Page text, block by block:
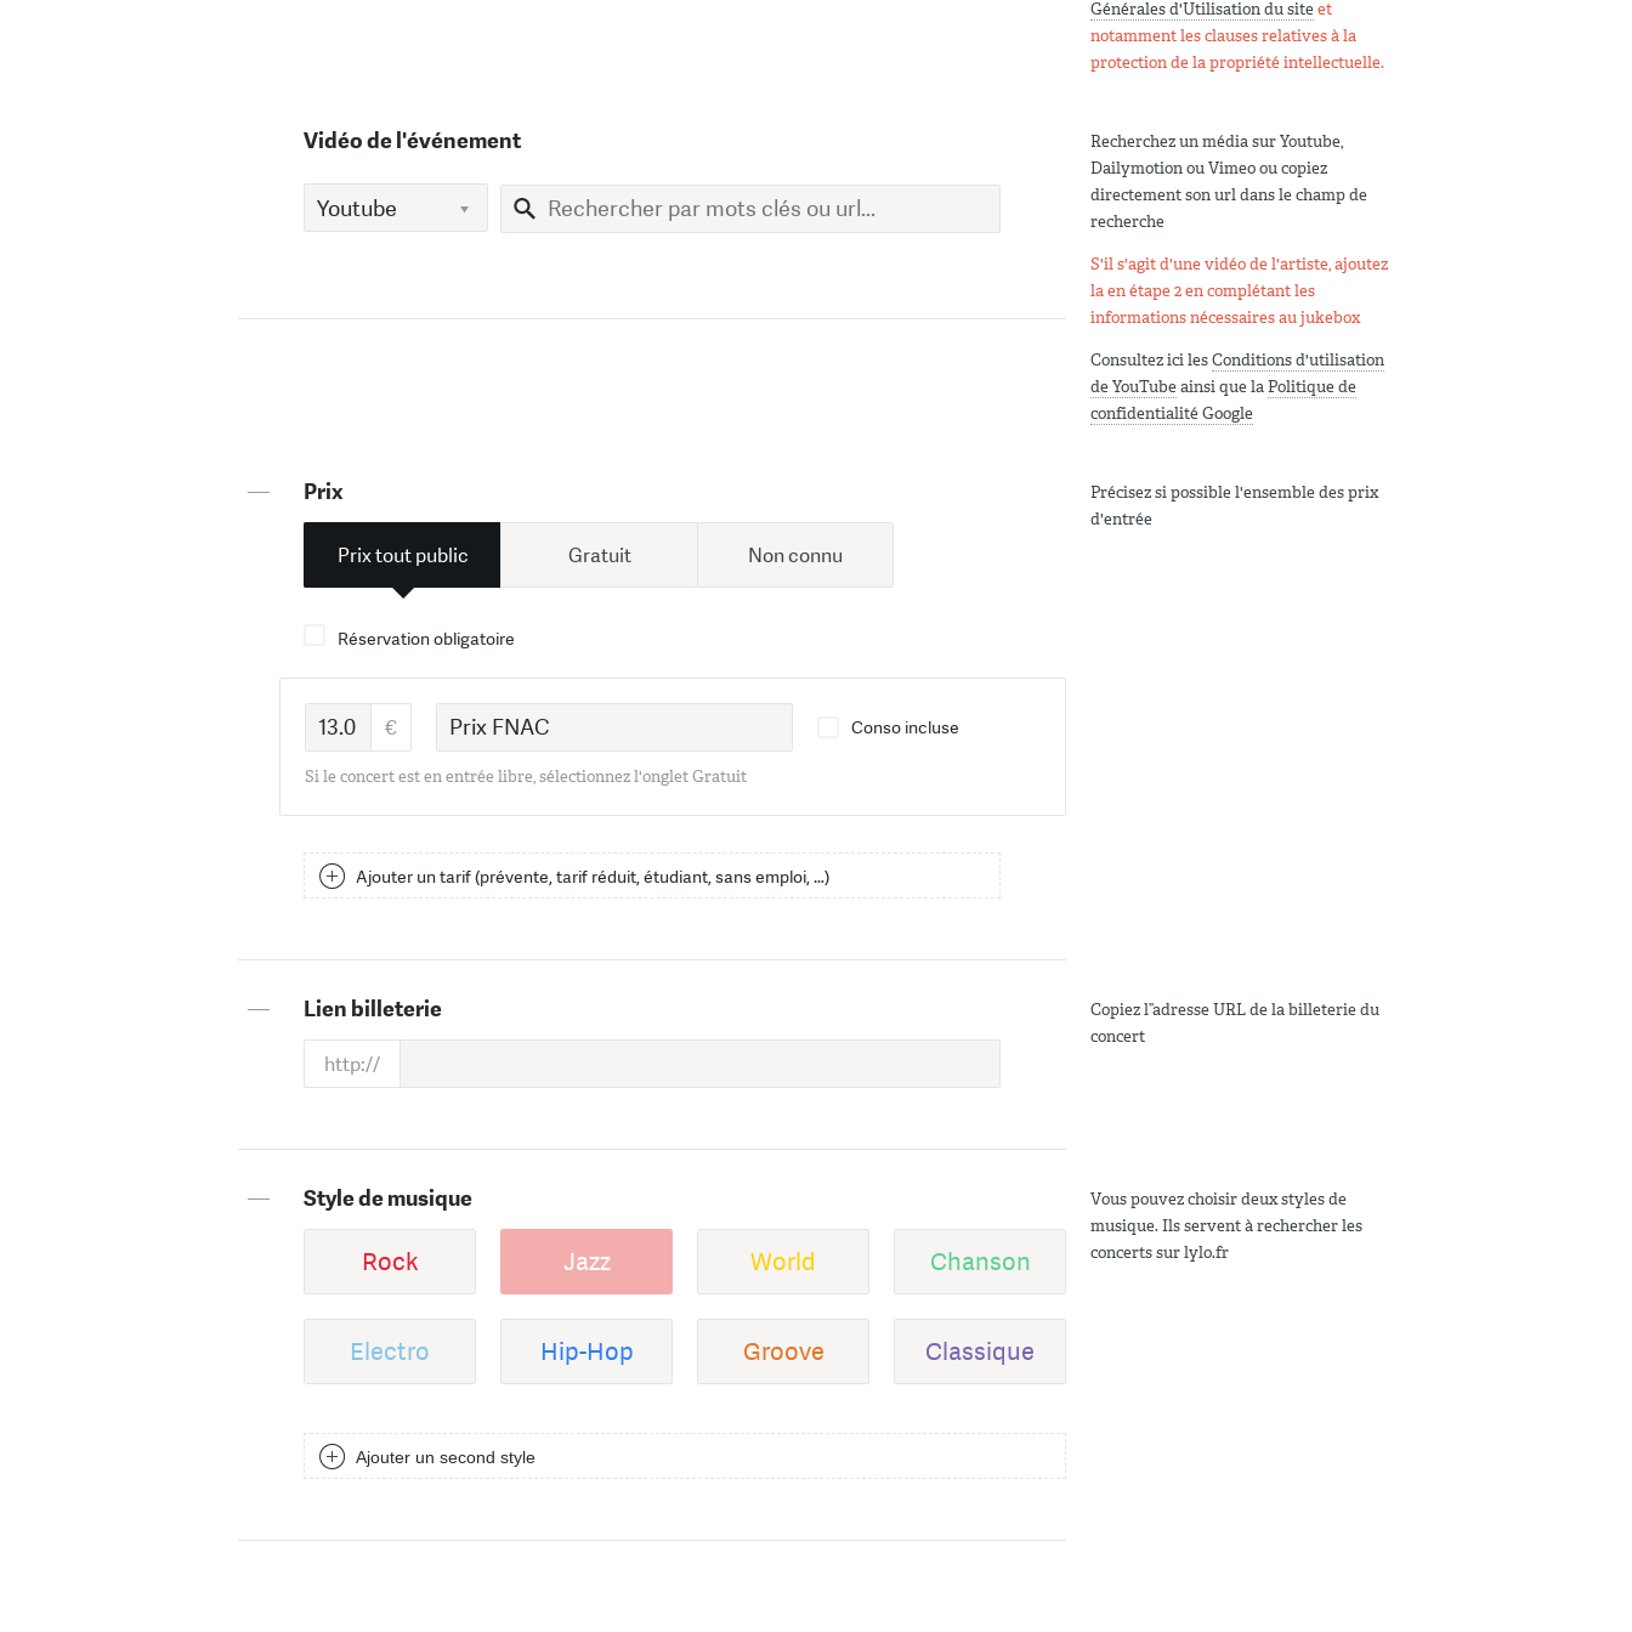
Générales d'Utilisation du siteet
notamment les clauses relatives à la
protection de la propriété intellectuelle.
Vidéo de l'événement
Recherchez un média sur Youtube,
Dailymotion ou Vimeo ou copiez
directement son url dans le champ de
recherche
S'il s'agit d'une vidéo de l'artiste, ajoutez
la en étape 2 en complétant les
informations nécessaires au jukebox
Consultez ici lesConditions d'utilisation
de YouTubeainsi que laPolitique de
confidentialité Google
— Prix
Prix tout public Gratuit Non connu
Réservation obligatoire
Conso incluse
Si le concert est en entrée libre, sélectionnez l'onglet Gratuit
Ajouter un tarif (prévente, tarif réduit, étudiant, sans emploi, …)
Précisez si possible l'ensemble des prix
d'entrée
— Lien billeterie
Copiez l”adresse URL de la billeterie du
concert
— Style de musique
Rock Jazz World Chanson
Electro Hip-Hop Groove Classique
Ajouter un second style
Vous pouvez choisir deux styles de
musique. Ils servent à rechercher les
concerts sur lylo.fr